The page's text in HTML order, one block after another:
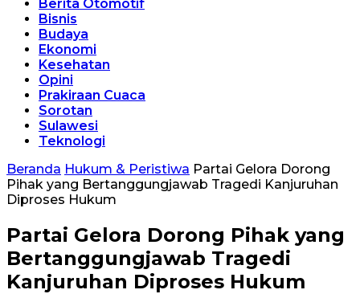
Berita Otomotif
Bisnis
Budaya
Ekonomi
Kesehatan
Opini
Prakiraan Cuaca
Sorotan
Sulawesi
Teknologi
Beranda Hukum & Peristiwa Partai Gelora Dorong
Pihak yang Bertanggungjawab Tragedi Kanjuruhan
Diproses Hukum
Partai Gelora Dorong Pihak yang
Bertanggungjawab Tragedi
Kanjuruhan Diproses Hukum